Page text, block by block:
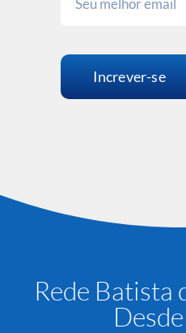
Increver-se
Rede Batista